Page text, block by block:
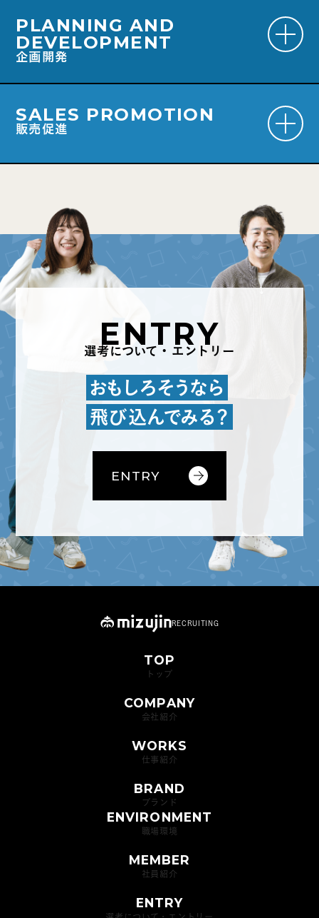
#自分次第だからおもしろい！
#アイデアとファッションでお客様を虜に
す。歴史ある会社の自社商品に自信を持ってお客様に
伝える事が出来たり、自分の好きなファッションをお
客様に伝えることで、トレンドを作り出すことも可能
です。また、会社内では営業がハブとなり、他の部署
とも連携していくことがやりがいにつながります。営
業は、自分の成長とお客様の満足を同時に実現できる
素晴らしい仕事です。
メール・伝票チェック
毎朝出勤すると、まずメール
と伝票のチェックをします。
商品の納品や出荷の指示を行
います。営業は取引先と直接
頼関係を築くことを大切にし
予算・受注管理
予算に向けてどんな商品を販
売し受注を取るかを考えま
って無限の可能性が広がる面
白い仕事です。チームでアイ
てた結果、予算を達成できた
商談に向けて、必要なサンプ プレゼンを通して日々の準備
PLANNING AND
DEVELOPMENT
企画開発
#「ワクワクする服」を提供するために
#新しい提案を考える毎日
トレンドや消費の動向を見極め、ゼロから企画提案や
商品開発をするクリエイティブな仕事です。常にアン
テナを張って情報収集をし、アイディアの詰まったオ
リジナリティある企画を立案していきます。自分の企
があります。また、自分が手掛けた商品や仕掛けによ
って売上が向上すると大きなやりがいを感じます。
シーズン毎に新しい企画商品
す。つまり商品の説明書で
す。商品特性、アピールポイ
お客様に提案するために、企
頼をします。縫製工場に対し
て指示通り仕上がるように生
します。
OEM商品の生産
SALES PROMOTION
販売促進
#毎日が挑戦と成長で
#新しい自分に出会える
務の向上に努めています。マルチタスクで仕事に取り
とが目指していること。この成長と進化のプロセス
が、私たちの使命であり、より良い未来を築く大切な
水甚が運営する各ブランドシ
ョップで、お客様へ商品提
案・販売。店舗と本部が密に
連携し、円滑に運営を行って
公式オンラインストアを始
め、各種オンラインショッピ
ングモールへ出店・運営を行
っています。
ENTRY
選考について・エントリー
おもしろそうなら
飛び込んでみる？
ENTRY
RECRUITING
TOP
トップ
COMPANY
会社紹介
WORKS
仕事紹介
BRAND
ブランド
ENVIRONMENT
職場環境
MEMBER
社員紹介
ENTRY